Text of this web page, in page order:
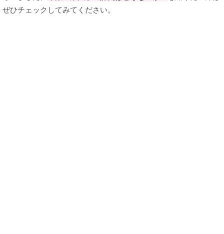
ぜひチェックしてみてください。